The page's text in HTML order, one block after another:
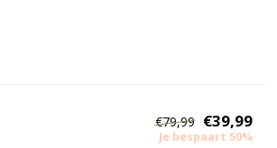
€79,99 €39,99
Je bespaart 50%